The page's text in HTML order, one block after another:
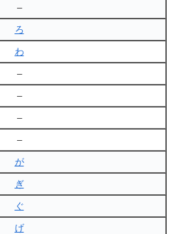
–
ろ
わ
–
–
–
–
が
ぎ
ぐ
げ